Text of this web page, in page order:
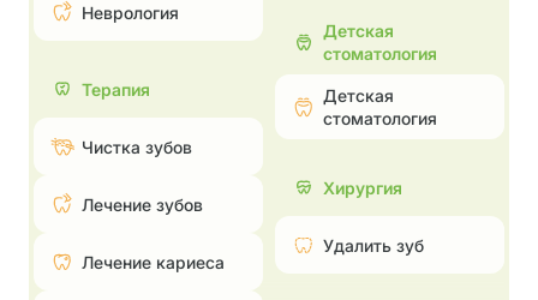
Неврология
Терапия
Чистка зубов
Лечение зубов
Лечение кариеса
Детская
стоматология
Детская
стоматология
Хирургия
Удалить зуб